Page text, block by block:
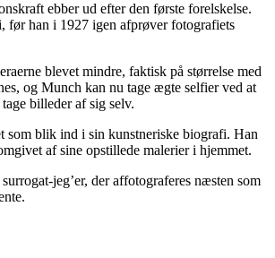
ebber ud efter den første forelskelse.
før han i 1927 igen afprøver fotografiets
blevet mindre, faktisk på størrelse med
og Munch kan nu tage ægte selfier ved at
billeder af sig selv.
som blik ind i sin kunstneriske biografi. Han
af sine opstillede malerier i hjemmet.
jeg’er, der affotograferes næsten som